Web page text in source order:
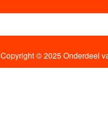
Copyright © 2025 Onderdeel